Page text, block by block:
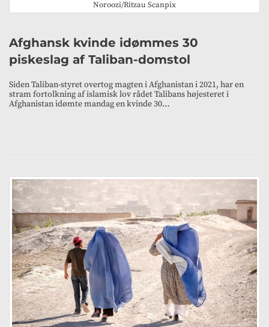
Noroozi/Ritzau Scanpix
Afghansk kvinde idømmes 30
piskeslag af Taliban-domstol
Siden Taliban-styret overtog magten i Afghanistan i 2021, har en
stram fortolkning af islamisk lov rådet Talibans højesteret i
Afghanistan idømte mandag en kvinde 30…